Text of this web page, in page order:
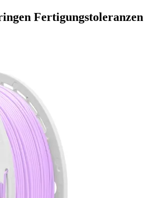
Fertigungstoleranzen